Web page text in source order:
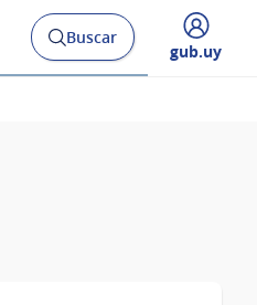
Abrir
buscador
Buscar
Desplegar
gub.uy